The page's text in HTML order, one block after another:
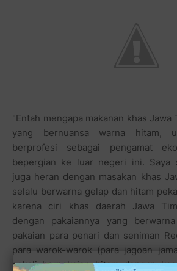
"Entah mengapa makanan khas
yang bernuansa warna hitam,
berprofesi sebagai pengamat
bepergian ke luar negeri ini. Saya
juga heran dengan masakan khas
selalu berwarna gelap dan hitam
karena ciri khas daerah Jawa
dengan pakaiannya yang
pakaian para penari dan seniman
para warok-warok (para jagoan
sekali berpakaian hitam dengan